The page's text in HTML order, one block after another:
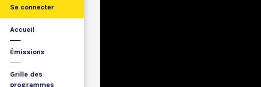
Se connecter
Accueil
Émissions
Grille des
programmes